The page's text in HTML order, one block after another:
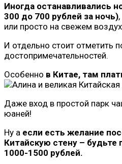
Иногда останавливались
300 до 700 рублей за ночь)
или просто на свежем
И отдельно стоит отметить
достопримечательностей.
Особенно в Китае, там
Даже вход в простой парк
юаней!
Ну а если есть желание
Китайскую стену –
1000-1500 рублей.